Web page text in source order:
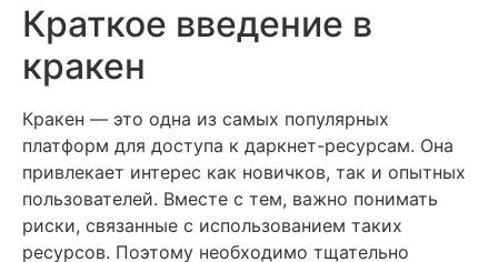
Краткое введение в
кракен
Кракен — это одна из самых популярных
платформ для доступа к даркнет-ресурсам. Она
привлекает интерес как новичков, так и опытных
пользователей. Вместе с тем, важно понимать
риски, связанные с использованием таких
ресурсов. Поэтому необходимо тщательно